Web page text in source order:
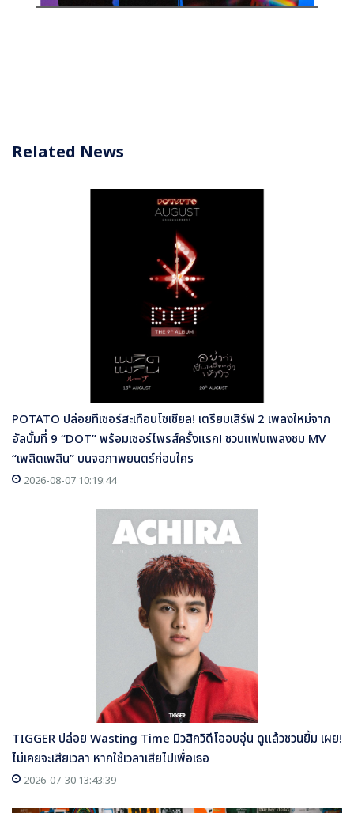
Related News
POTATO ปล่อยทีเซอร์สะเทือนโซเชียล! เตรียมเสิร์ฟ 2 เพลงใหม่จาก
อัลบั้มที่ 9 “DOT” พร้อมเซอร์ไพรส์ครั้งแรก! ชวนแฟนเพลงชม MV
“เพลิดเพลิน” บนจอภาพยนตร์ก่อนใคร
2026-08-07 10:19:44
TIGGER ปล่อย Wasting Time มิวสิกวิดีโออบอุ่น ดูแล้วชวนยิ้ม เผย!
ไม่เคยจะเสียเวลา หากใช้เวลาเสียไปเพื่อเธอ
2026-07-30 13:43:39